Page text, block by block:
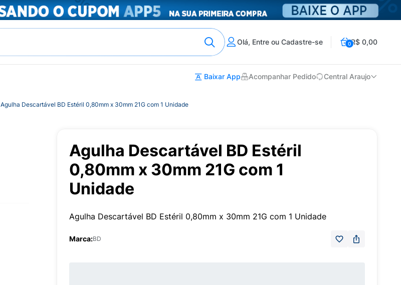
Olá, Entre ou Cadastre-se 0R$ 0,00
Baixar App Acompanhar Pedido Central Araujo
Agulha Descartável BD Estéril 0,80mm x 30mm 21G com 1 Unidade
Agulha Descartável BD Estéril
0,80mm x 30mm 21G com 1
Unidade
Agulha Descartável BD Estéril 0,80mm x 30mm 21G com 1 Unidade
Marca:BD